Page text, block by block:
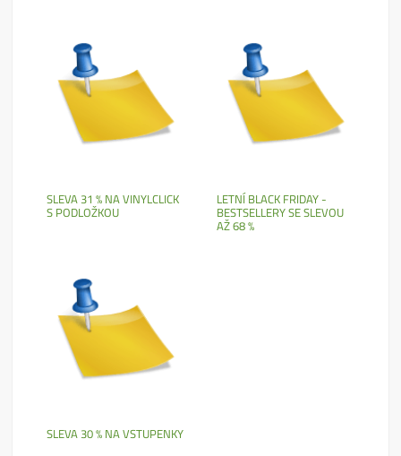
SLEVA 31 % NA VINYLCLICK
S PODLOŽKOU
LETNÍ BLACK FRIDAY -
BESTSELLERY SE SLEVOU
AŽ 68 %
SLEVA 30 % NA VSTUPENKY